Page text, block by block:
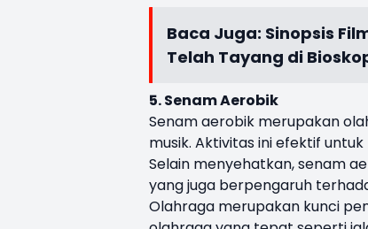
Baca Juga: Sinopsis
Telah Tayang di
5. Senam Aerobik
Senam aerobik merupakan
musik. Aktivitas ini efektif
Selain menyehatkan, senam
yang juga berpengaruh
Olahraga merupakan kunci